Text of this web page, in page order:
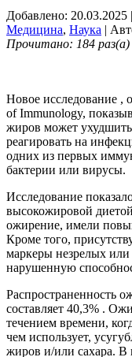
Добавлено: 20.03.2025
Медицина, Наука |
Прочитано: 184 раз(а)
Новое исследование ,
of Immunology,
жиров может
реагировать на
одних из первых
бактерии или вирусы.
Исследование
высокожировой
ожирение, имели
Кроме того,
маркеры незрелых или
нарушенную
Распространенность
составляет 40,3% .
течением времени,
чем использует,
жиров и/или сахара. В